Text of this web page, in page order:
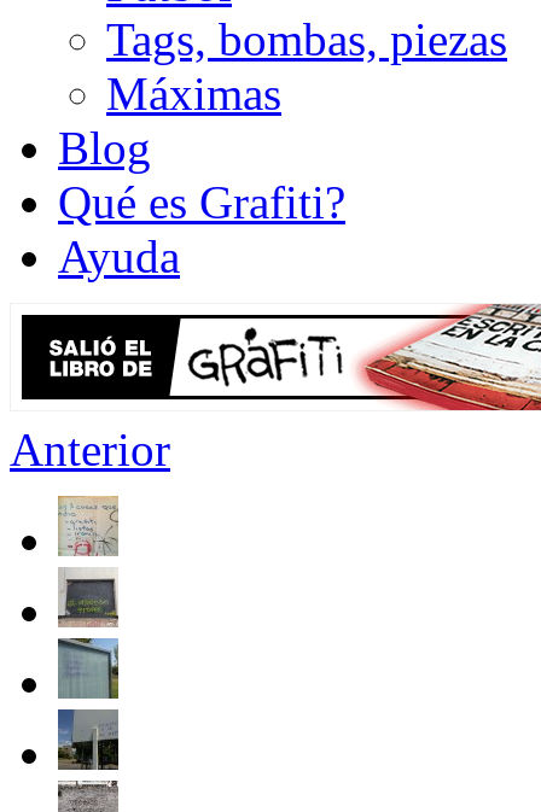
Tags, bombas, piezas
Máximas
Blog
Qué es Grafiti?
Ayuda
Anterior